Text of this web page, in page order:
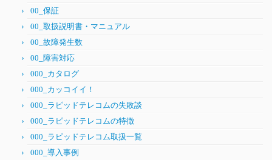
00_保証
00_取扱説明書・マニュアル
00_故障発生数
00_障害対応
000_カタログ
000_カッコイイ！
000_ラピッドテレコムの失敗談
000_ラピッドテレコムの特徴
000_ラピッドテレコム取扱一覧
000_導入事例